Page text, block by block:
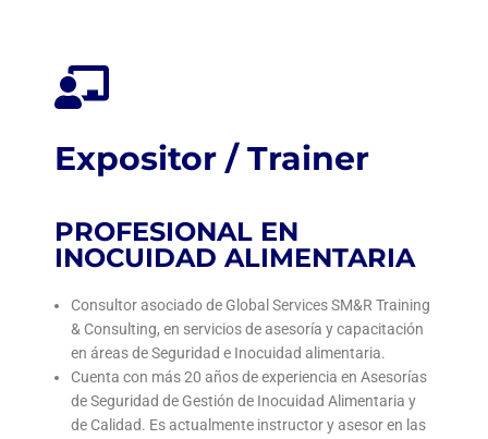
Expositor / Trainer
PROFESIONAL EN
INOCUIDAD ALIMENTARIA
Consultor asociado de Global Services SM&R Training
& Consulting, en servicios de asesoría y capacitación
en áreas de Seguridad e Inocuidad alimentaria.
Cuenta con más 20 años de experiencia en Asesorías
de Seguridad de Gestión de Inocuidad Alimentaria y
de Calidad. Es actualmente instructor y asesor en las